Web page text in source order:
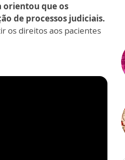
orientou que os
de processos judiciais.
os direitos aos pacientes